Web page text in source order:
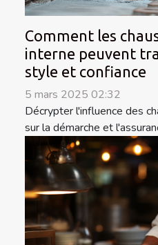
Comment les
interne peuvent
style et confiance
5 mars 2025 02:32
Décrypter l'influence des
sur la démarche et